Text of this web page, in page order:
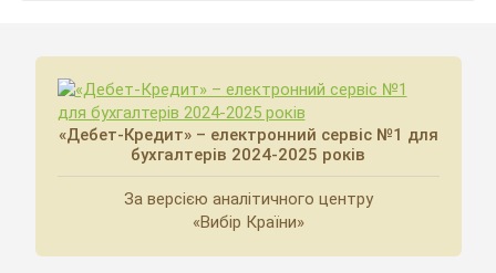
«Дебет-Кредит» – електронний сервіс №1 для
бухгалтерів 2024-2025 років
За версією аналітичного центру
«Вибір Країни»